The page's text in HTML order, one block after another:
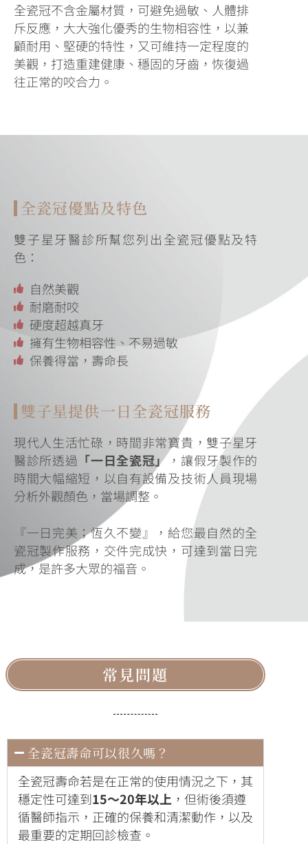
全瓷冠不含金屬材質，可避免過敏、人體排
斥反應，大大強化優秀的生物相容性，以兼
顧耐用、堅硬的特性，又可維持一定程度的
美觀，打造重建健康、穩固的牙齒，恢復過
往正常的咬合力。
全瓷冠優點及特色
雙子星牙醫診所幫您列出全瓷冠優點及特
色：
自然美觀
耐磨耐咬
硬度超越真牙
擁有生物相容性、不易過敏
保養得當，壽命長
雙子星提供一日全瓷冠服務
現代人生活忙碌，時間非常寶貴，雙子星牙
醫診所透過 「一日全瓷冠」 ，讓假牙製作的
時間大幅縮短，以自有設備及技術人員現場
分析外觀顏色，當場調整。
『一日完美；恆久不變』，給您最自然的全
瓷冠製作服務，交件完成快，可達到當日完
成，是許多大眾的福音。
常見問題
全瓷冠壽命可以很久嗎？
全瓷冠壽命若是在正常的使用情況之下，其
穩定性可達到15～20年以上 ，但術後須遵
循醫師指示，正確的保養和清潔動作，以及
最重要的定期回診檢查。